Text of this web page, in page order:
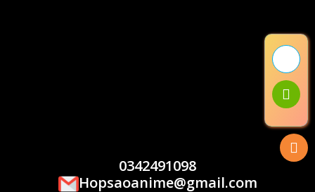
0342491098
Hopsaoanime@gmail.com